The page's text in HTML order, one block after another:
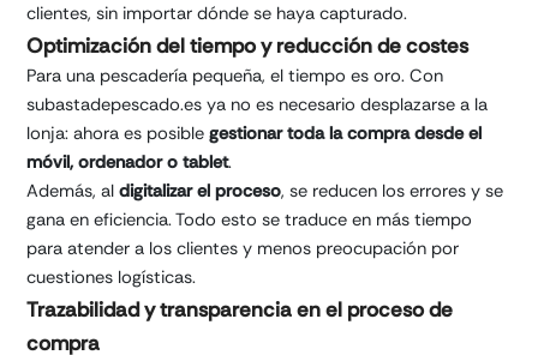
clientes, sin importar dónde se haya capturado.
Optimización del tiempo y reducción de costes
Para una pescadería pequeña, el tiempo es oro. Con
subastadepescado.es ya no es necesario desplazarse a la
lonja: ahora es posible gestionar toda la compra desde el
móvil, ordenador o tablet.
Además, al digitalizar el proceso, se reducen los errores y se
gana en eficiencia. Todo esto se traduce en más tiempo
para atender a los clientes y menos preocupación por
cuestiones logísticas.
Trazabilidad y transparencia en el proceso de
compra